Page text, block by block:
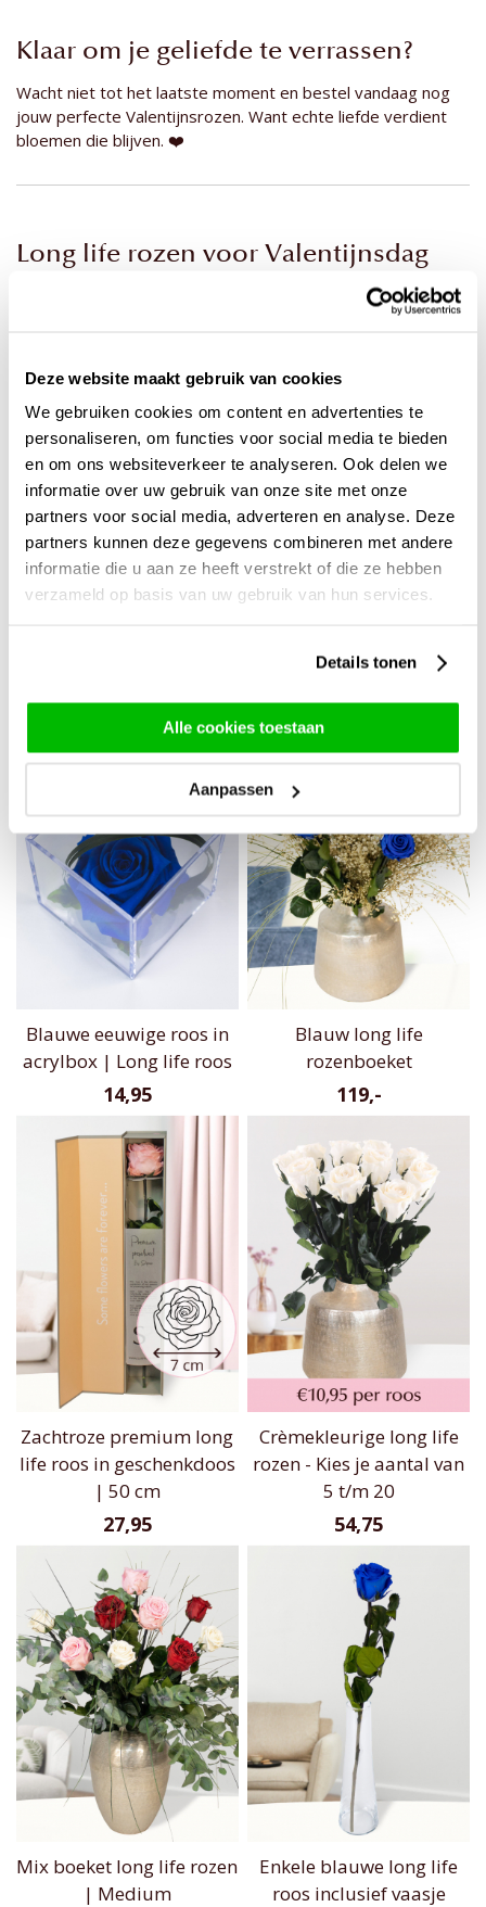
Deze website maakt gebruik van cookies
We gebruiken cookies om content en advertenties te
personaliseren, om functies voor social media te bieden
en om ons websiteverkeer te analyseren. Ook delen we
informatie over uw gebruik van onze site met onze
partners voor social media, adverteren en analyse. Deze
partners kunnen deze gegevens combineren met andere
informatie die u aan ze heeft verstrekt of die ze hebben
verzameld op basis van uw gebruik van hun services.
Details tonen
Alle cookies toestaan
Aanpassen
Klaar om je geliefde te verrassen?
Wacht niet tot het laatste moment en bestel vandaag nog
jouw perfecte Valentijnsrozen. Want echte liefde verdient
bloemen die blijven. ❤️
Long life rozen voor Valentijnsdag
Drie bordeaux rode long
Zachtroze long life rozen -
20
Blauwe eeuwige roos in
acrylbox | Long life roos
14,95
Blauw long life
rozenboeket
119,-
Zachtroze premium long
life roos in geschenkdoos
| 50 cm
27,95
Crèmekleurige long life
rozen - Kies je aantal van
5 t/m 20
54,75
Mix boeket long life rozen
| Medium
Enkele blauwe long life
roos inclusief vaasje